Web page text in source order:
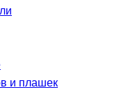
и плашек